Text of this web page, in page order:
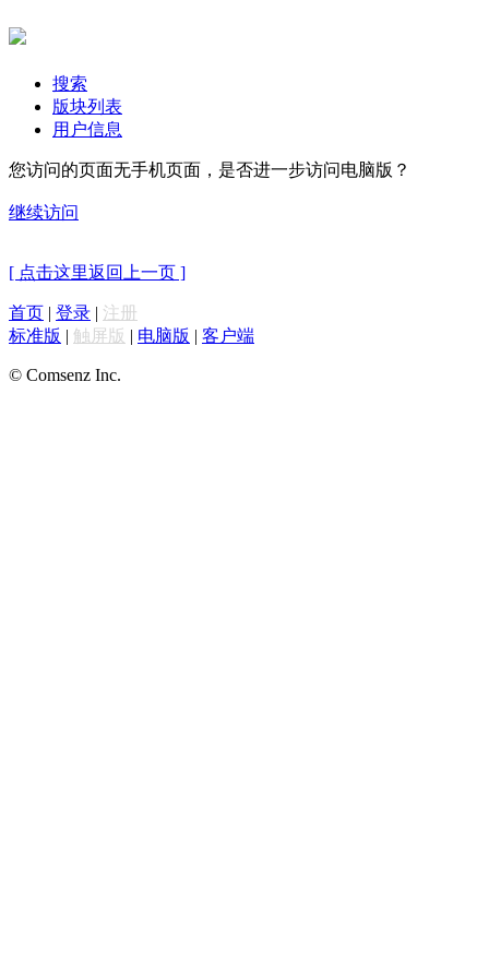
搜索
版块列表
用户信息
您访问的页面无手机页面，是否进一步访问电脑版？
继续访问
[ 点击这里返回上一页 ]
首页 | 登录 | 注册
标准版 | 触屏版 | 电脑版 | 客户端
© Comsenz Inc.